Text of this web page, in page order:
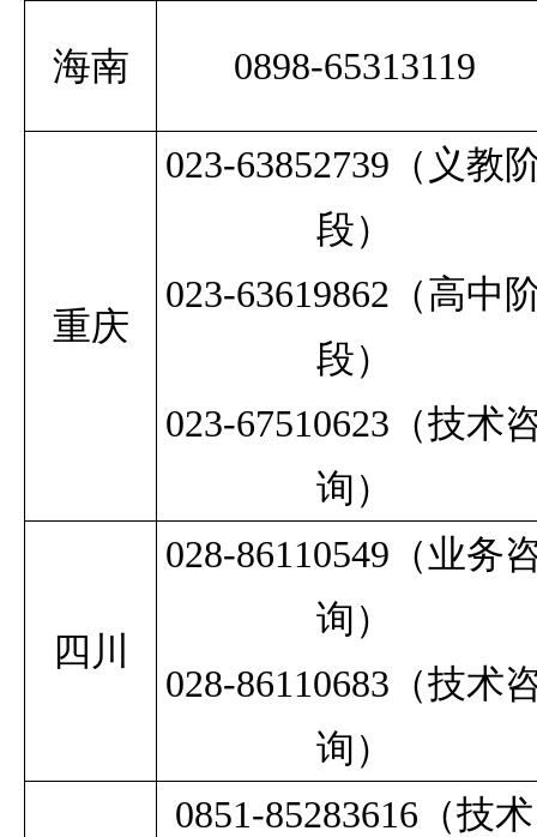
海南 0898-65313119
重庆
023-63852739 （义教
段）
023-63619862 （高中
段）
023-67510623 （技术
询）
四川
028-86110549（业务
询）
028-86110683（技术
询）
0851-85283616 （技术